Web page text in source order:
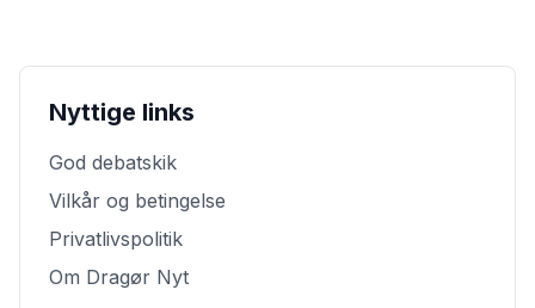
Nyttige links
God debatskik
Vilkår og betingelse
Privatlivspolitik
Om Dragør Nyt